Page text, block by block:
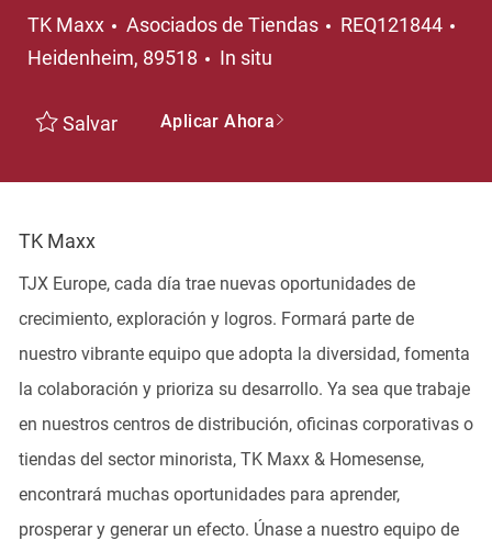
TK Maxx Categoría
Asociados de Tiendas REQ121844
Heidenheim, 89518
In situ
Salvar Aplicar Ahora
TK Maxx
TJX Europe, cada día trae nuevas oportunidades de
crecimiento, exploración y logros. Formará parte de
nuestro vibrante equipo que adopta la diversidad, fomenta
la colaboración y prioriza su desarrollo. Ya sea que trabaje
en nuestros centros de distribución, oficinas corporativas o
tiendas del sector minorista, TK Maxx & Homesense,
encontrará muchas oportunidades para aprender,
prosperar y generar un efecto. Únase a nuestro equipo de